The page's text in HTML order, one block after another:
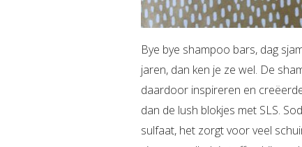
Bye bye shampoo bars, dag
jaren, dan ken je ze wel. De
daardoor inspireren en
dan de lush blokjes met SLS.
sulfaat, het zorgt voor veel